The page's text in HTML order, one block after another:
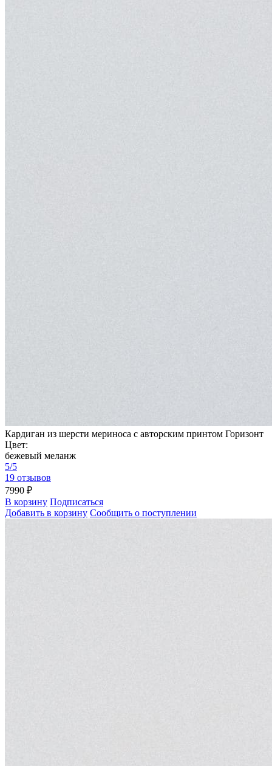
Кардиган из шерсти мериноса с авторским принтом Горизонт
Цвет:
бежевый меланж
5/5
19 отзывов
7990 ₽
В корзину Подписаться
Добавить в корзину Сообщить о поступлении